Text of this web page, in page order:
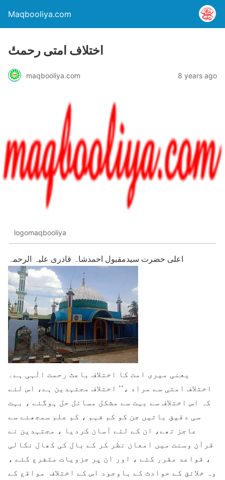
Maqbooliya.com
اختلاف امتی رحمتٔ
maqbooliya.com 8 years ago
logomaqbooliya
اعلی حضرت سیدمقبول احمدشاہ قادری علیہ الرحمہ
یعنی میری امت کا اختلاف باعث رحمت الٰہی ہے۔
اختلاف امتی سے مراد ،’’ اختلاف مجتہدین ہے، اس لئے
کہ اس اختلاف سے بہت سے مشکل مسائل حل ہوگئے ، بہت
سی دقیق باتیں جن کو کم فہم ، کم علم سمجھنے سے
عاجز تھے، ان کے لئے آسان کردیا ، مجتہدین نے
قرآن وسنت میں امعان نظر کر کے بال کی کھال نکالی
، قواعد مقرر کئے ، اور ان پر جزویات متفرع کئے ،
وہ خلائق کے حوادث کے باوجود اس کے اختلاف مواقع کے